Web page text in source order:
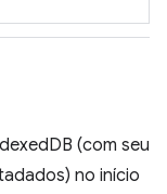
(com seu
no início